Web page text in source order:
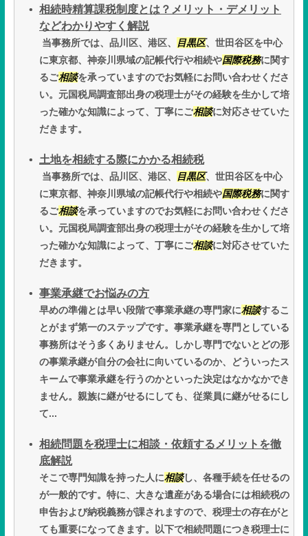
相続時精算課税制度とは？メリット・デメリット
などわかりやすく解説
当事務所では、品川区、港区、 目黒区、世田谷区を中心
に東京都、神奈川県域の記帳代行や相続や国際税務に関す
るご相談を承っていますのでお気軽にお問い合わせくださ
い。元国税局調査部出身の税理士がその経験を生かして培
った確かな知識によって、丁寧にご相談に対応させていた
だきます。
土地を相続する際にかかる相続税
当事務所では、品川区、港区、 目黒区、世田谷区を中心
に東京都、神奈川県域の記帳代行や相続や国際税務に関す
るご相談を承っていますのでお気軽にお問い合わせくださ
い。元国税局調査部出身の税理士がその経験を生かして培
った確かな知識によって、丁寧にご相談に対応させていた
だきます。
事業承継でお悩みの方
早めの準備とは早い段階で事業承継の専門家に相談するこ
とがまず第一のステップです。事業承継を専門としている
事務所はそう多くありません。しかし専門でないとどの形
の事業承継が自分の会社に向いているのか、どういったス
キームで事業承継を行うのかといった決定はなかなかでき
ません。親族に継がせるにしても、従業員に継がせるにし
て...
相続問題を税理士に相談・依頼するメリットを徹
底解説
そこで専門知識を持った人に相談し、各種手続を任せるの
が一般的です。特に、大きな遺産がある場合には相続税の
申告および納税義務が課されますので、税理士の存在がと
ても重要になってきます。以下で相続問題につき税理士に